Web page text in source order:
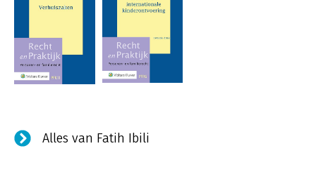
Alles van Fatih Ibili